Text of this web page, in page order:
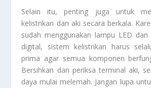
Selain itu, penting juga untuk
kelistrikan dan aki secara berkala.
sudah menggunakan lampu LED
digital, sistem kelistrikan harus
prima agar semua komponen
Bersihkan dan periksa terminal aki,
daya mulai melemah. Jangan lupa